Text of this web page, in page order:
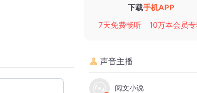
下载手机APP
7天免费畅听
10万本会员
声音主播
阅文小说